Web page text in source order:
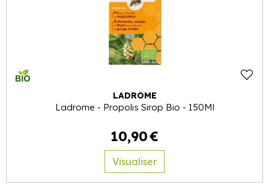
LADRÔME
Ladrome - Propolis Sirop Bio - 150Ml
10,90€
Visualiser